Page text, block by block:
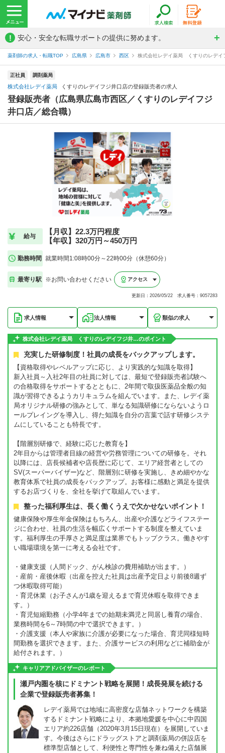
! 安心・安全な転職サポートの提供に努めます。
薬剤師の求人・転職TOP 広島県 広島市 西区 株式会社レデイ薬局 くすりのレデイ
正社員 調剤薬局
株式会社レデイ薬局 くすりのレデイフジ井口店の登録販売者の求人
登録販売者（広島県広島市西区／くすりのレデイフジ
井口店／総合職）
給与
【月収】22.3万円程度
【年収】320万円～450万円
勤務時間 就業時間1:08時00分～22時00分（休憩60分）
最寄り駅 ※お問い合わせください アクセス
更新日：2026/05/22 求人番号：9057283
求人情報 法人情報 類似の求人
株式会社レデイ薬局 くすりのレデイフジ井…のポイント
充実した研修制度！社員の成長をバックアップします。
【資格取得やレベルアップに応じ、より実践的な知識を取得】
新入社員～入社2年目の社員に対しては、最短で登録販売者試験へ
の合格取得をサポートするとともに、2年間で取扱医薬品全般の知
識が習得できるようカリキュラムを組んでいます。また、レデイ薬
局オリジナル研修の強みとして、単なる知識研修にならないようロ
ールプレイングを導入し、得た知識を自分の言葉で話す研修システ
ムにしていることも特長です。
【階層別研修で、経験に応じた教育を】
2年目からは管理者目線の経営や労務管理についての研修を。それ
以降には、店長候補者や店長歴に応じて、エリア経営者としての
SV(スーパーバイザー)など、階層別に研修を実施し、きめ細やかな
教育体系で社員の成長をバックアップ。お客様に感動と満足を提供
するお店づくりを、全社を挙げて取組んでいます。
整った福利厚生は、長く働くうえで欠かせないポイント！
健康保険や厚生年金保険はもちろん、出産や介護などライフステー
ジに合わせ、社員の生活を幅広くサポートする制度を整えていま
す。福利厚生の手厚さと満足度は業界でもトップクラス。働きやす
い職場環境を第一に考える会社です。
・健康支援（人間ドック、がん検診の費用補助が出ます。）
・産前・産後休暇（出産を控えた社員は出産予定日より前後8週ず
つ休暇取得可能）
・育児休業（お子さんが1歳を迎えるまで育児休暇を取得できま
す。）
・育児短縮勤務（小学4年までの始期未満児と同居し養育の場合、
業務時間を6～7時間の中で選択できます。）
・介護支援（本人や家族に介護が必要になった場合、育児同様短時
間勤務を選択できます。また、介護サービスの利用などに補助金が
給付されます。）
キャリアアドバイザーのレポート
瀬戸内圏を核にドミナント戦略を展開！成長発展を続ける
企業で登録販売者募集！
レデイ薬局では地域に高密度な店舗ネットワークを構築
するドミナント戦略により、本拠地愛媛を中心に中四国
エリア約226店舗（2020年3月15日現在）を展開していま
す。今後はさらにドラッグストアと調剤薬局の併設店を
標準型店舗として、利便性と専門性を兼ね備えた店舗展